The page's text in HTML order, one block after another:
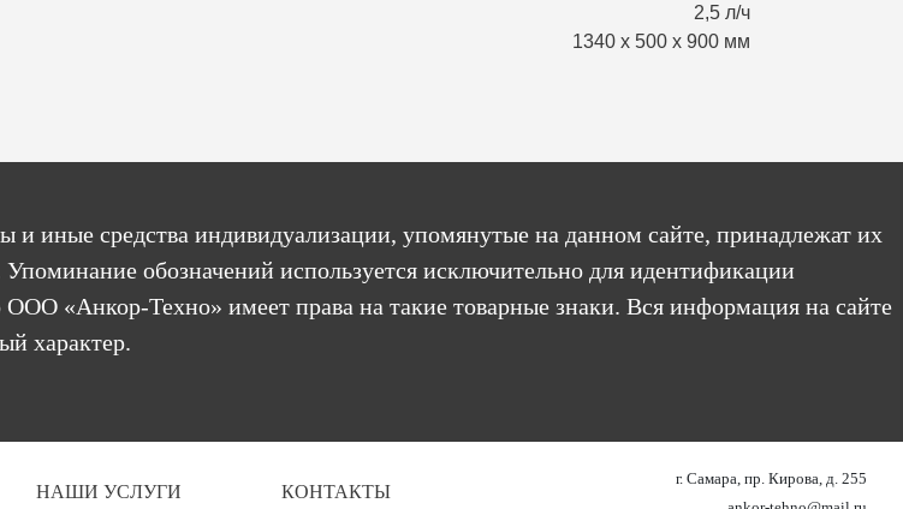
2,5 л/ч
1340 x 500 x 900 мм
и иные средства индивидуализации, упомянутые на данном сайте, принадлежат их
обозначений используется исключительно для идентификации
ООО «Анкор-Техно» имеет права на такие товарные знаки. Вся информация на сайте
характер.
НАШИ УСЛУГИ КОНТАКТЫ
г. Самара, пр. Кирова, д. 255